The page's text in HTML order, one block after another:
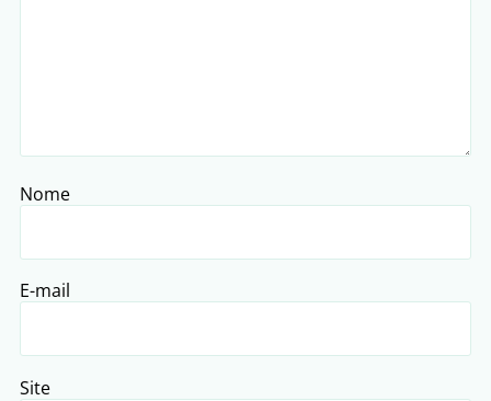
Nome
E-mail
Site